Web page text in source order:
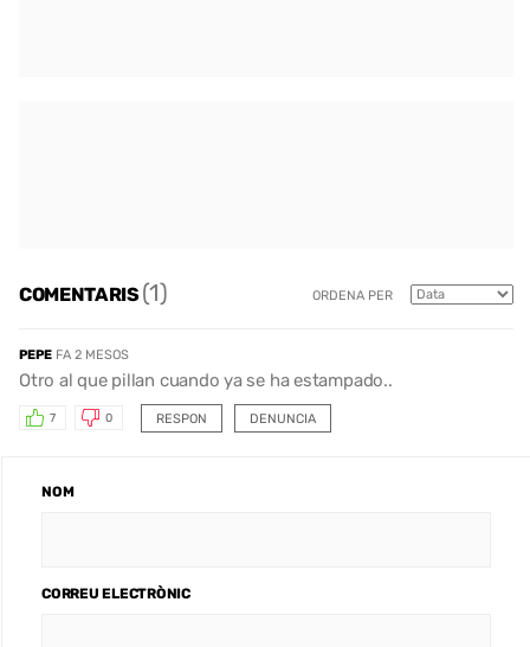
COMENTARIS(1) ORDENA PER
PEPE FA 2 MESOS
Otro al que pillan cuando ya se ha estampado..
RESPON
7 0 DENUNCIA
NOM
CORREU ELECTRÒNIC